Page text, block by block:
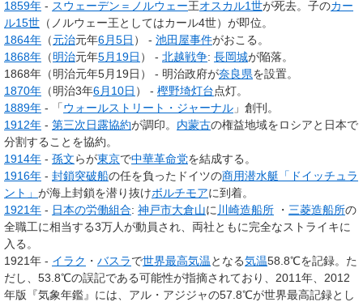
1859年 - スウェーデン＝ノルウェー王オスカル1世が死去。子のカー
ル15世 （ノルウェー王としてはカール4世）が即位。
1864年 （元治元年6月5日 ） - 池田屋事件がおこる。
1868年 （明治元年5月19日 ） - 北越戦争: 長岡城が陥落。
1868年（明治元年5月19日） - 明治政府が奈良県を設置。
1870年 （明治3年6月10日 ） - 樫野埼灯台点灯。
1889年 - 「ウォールストリート・ジャーナル 」創刊。
1912年 - 第三次日露協約が調印。 内蒙古の権益地域をロシアと日本で
分割することを協約。
1914年 - 孫文らが東京で中華革命党を結成する。
1916年 - 封鎖突破船の任を負ったドイツの商用潜水艇「ドイッチュラ
ント」 が海上封鎖を潜り抜けボルチモアに到着。
1921年 - 日本の労働組合: 神戸市大倉山に 川崎造船所 ・ 三菱造船所の
全職工に相当する3万人が動員され、両社ともに完全なストライキに
入る。
1921年 - イラク ・ バスラで世界最高気温となる気温58.8℃を記録。た
だし、53.8℃の誤記である可能性が指摘されており、2011年、2012
年版『気象年鑑』には、アル・アジジャの57.8℃が世界最高記録とし